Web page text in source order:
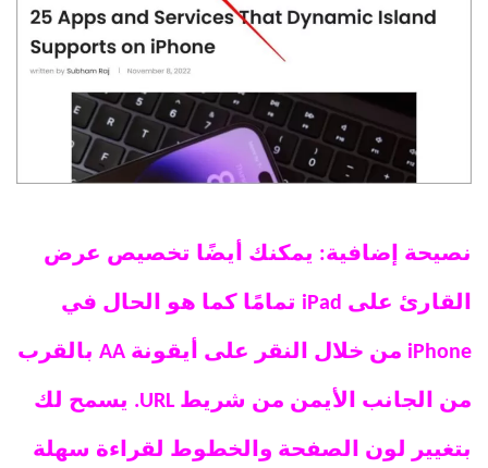
نصيحة إضافية: يمكنك أيضًا تخصيص عرض
القارئ على iPad تمامًا كما هو الحال في
iPhone من خلال النقر على أيقونة AA بالقرب
من الجانب الأيمن من شريط URL. يسمح لك
بتغيير لون الصفحة والخطوط لقراءة سهلة